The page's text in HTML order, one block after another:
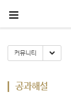
커뮤니티
공과해설